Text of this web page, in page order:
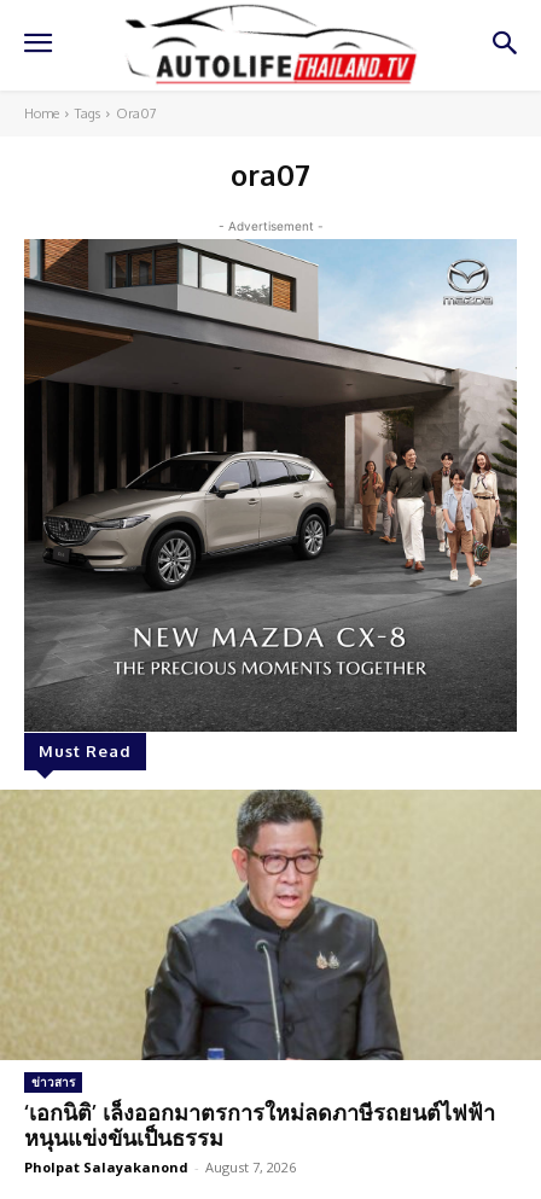
Home Tags Ora07
ora07
- Advertisement -
Must Read
ข่าวสาร
‘เอกนิติ’ เล็งออกมาตรการใหม่ลดภาษีรถยนต์ไฟฟ้า
หนุนแข่งขันเป็นธรรม
Pholpat Salayakanond - August 7, 2026